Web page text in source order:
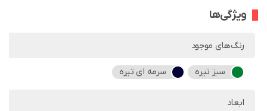
ویژگی‌ها
رنگ‌های موجود
سبز تیره سرمه ای تیره
ابعاد